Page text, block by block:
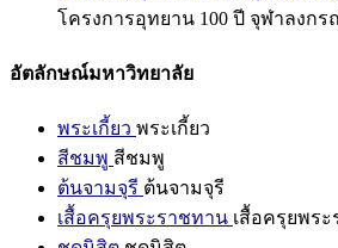
โครงการอุทยาน 100 ปี จุฬาลงก
อัตลักษณ์มหาวิทยาลัย
พระเกี้ยว พระเกี้ยว
สีชมพู สีชมพู
ต้นจามจุรี ต้นจามจุรี
เสื้อครุยพระราชทาน เสื้อครุยพร